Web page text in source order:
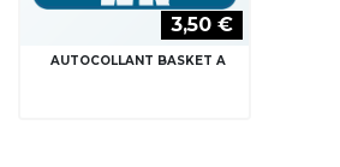
3,50 €
AUTOCOLLANT BASKET A